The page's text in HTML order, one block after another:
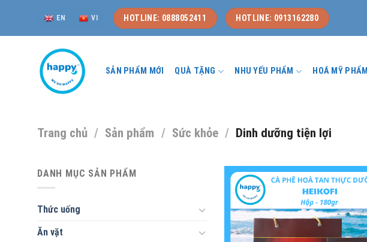
content
EN VI HOTLINE: 0888052411 HOTLINE: 0913162280
SẢN PHẨM MỚI QUÀ TẶNG NHU YẾU PHẨM HOÁ MỸ PHẨM
Trang chủ / Sản phẩm / Sức khỏe / Dinh dưỡng tiện lợi
DANH MỤC SẢN PHẨM
Thức uống
Ăn vặt